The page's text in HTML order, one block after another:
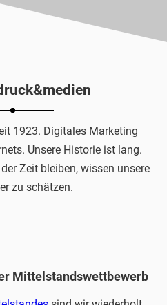
1923. Digitales Marketing
Unsere Historie ist lang.
Zeit bleiben, wissen unsere
zu schätzen.
Mittelstandswettbewerb